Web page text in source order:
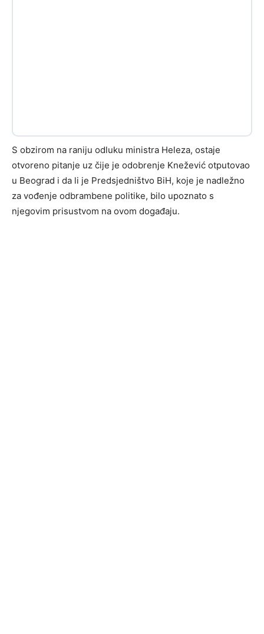
S obzirom na raniju odluku ministra Heleza, ostaje
otvoreno pitanje uz čije je odobrenje Knežević otputovao
u Beograd i da li je Predsjedništvo BiH, koje je nadležno
za vođenje odbrambene politike, bilo upoznato s
njegovim prisustvom na ovom događaju.